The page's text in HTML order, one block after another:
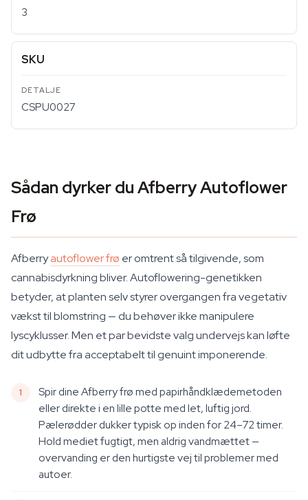
3
SKU
CSPU0027
Sådan dyrker du Afberry Autoflower
Frø
Afberryautoflower frø er omtrent så tilgivende, som
cannabisdyrkning bliver. Autoflowering-genetikken
betyder, at planten selv styrer overgangen fra vegetativ
vækst til blomstring — du behøver ikke manipulere
lyscyklusser. Men et par bevidste valg undervejs kan løfte
dit udbytte fra acceptabelt til genuint imponerende.
Spir dine Afberry frø med papirhåndklædemetoden
eller direkte i en lille potte med let, luftig jord.
Pælerødder dukker typisk op inden for 24–72 timer.
Hold mediet fugtigt, men aldrig vandmættet —
overvanding er den hurtigste vej til problemer med
autoer.